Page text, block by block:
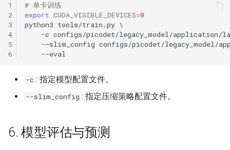
1
2
3
4
5
6
# 单卡训练
export CUDA_VISIBLE_DEVICES=0
python3 tools/train.py \
-c configs/picodet/legacy_model/application/
--slim_config configs/picodet/legacy_model/
-c : 指定模型配置文件。
--slim_config : 指定压缩策略配置文件。
6. 模型评估与预测